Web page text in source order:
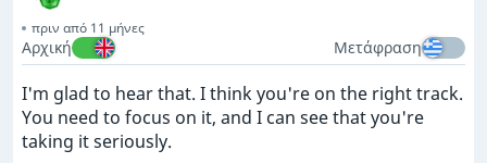
πριν από 11 μήνες
Αρχική Μετάφραση
I'm glad to hear that. I think you're on the right track.
You need to focus on it, and I can see that you're
taking it seriously.